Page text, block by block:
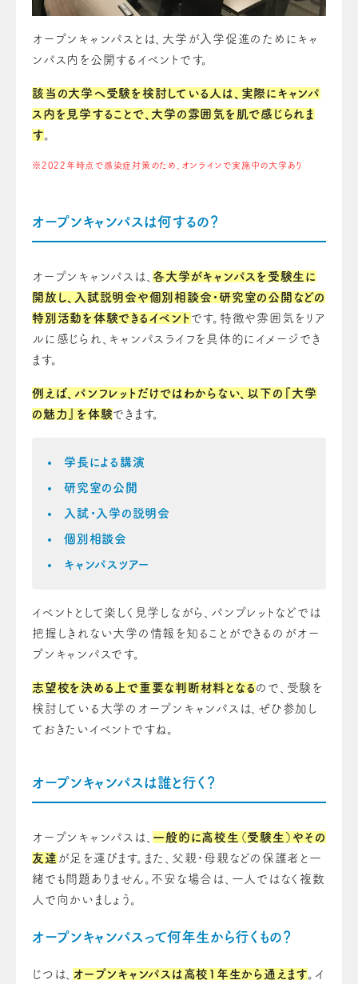
オープンキャンパスとは、大学が入学促進のためにキャ
ンパス内を公開するイベントです。
該当の大学へ受験を検討している人は、実際にキャンパ
ス内を見学することで、大学の雰囲気を肌で感じられま
す。
※2022年時点で感染症対策のため、オンラインで実施中の大学あり
オープンキャンパスは何するの？
オープンキャンパスは、 各大学がキャンパスを受験生に
開放し、入試説明会や個別相談会・研究室の公開などの
特別活動を体験できるイベント です。特徴や雰囲気をリア
ルに感じられ、キャンパスライフを具体的にイメージでき
ます。
例えば、パンフレットだけではわからない、以下の『大学
の魅力』を体験できます。
学長による講演
研究室の公開
入試・入学の説明会
個別相談会
キャンパスツアー
イベントとして楽しく見学しながら、パンプレットなどでは
把握しきれない大学の情報を知ることができるのがオー
プンキャンパスです。
志望校を決める上で重要な判断材料となる ので、受験を
検討している大学のオープンキャンパスは、ぜひ参加し
ておきたいイベントですね。
オープンキャンパスは誰と行く？
オープンキャンパスは、 一般的に高校生（受験生）やその
友達 が足を運びます。また、父親・母親などの保護者と一
緒でも問題ありません。不安な場合は、一人ではなく複数
人で向かいましょう。
オープンキャンパスって何年生から行くもの？
じつは、 オープンキャンパスは高校1年生から通えます。イ